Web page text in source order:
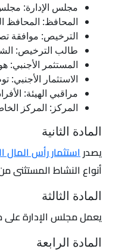
مجلس الإدارة: مجلس
المحافظ: المحافظ
الترخيص: موافقة
طالب الترخيص:
المستثمر الأجنبي:
الاستثمار
مراقبي الهيئة:
المركز: المركز
المادة الثانية
يصدراستثمار رأس المال
أنواع النشاط المستثنى من الاستثمار
المادة الثالثة
يعمل مجلس الإدارة على
المادة الرابعة